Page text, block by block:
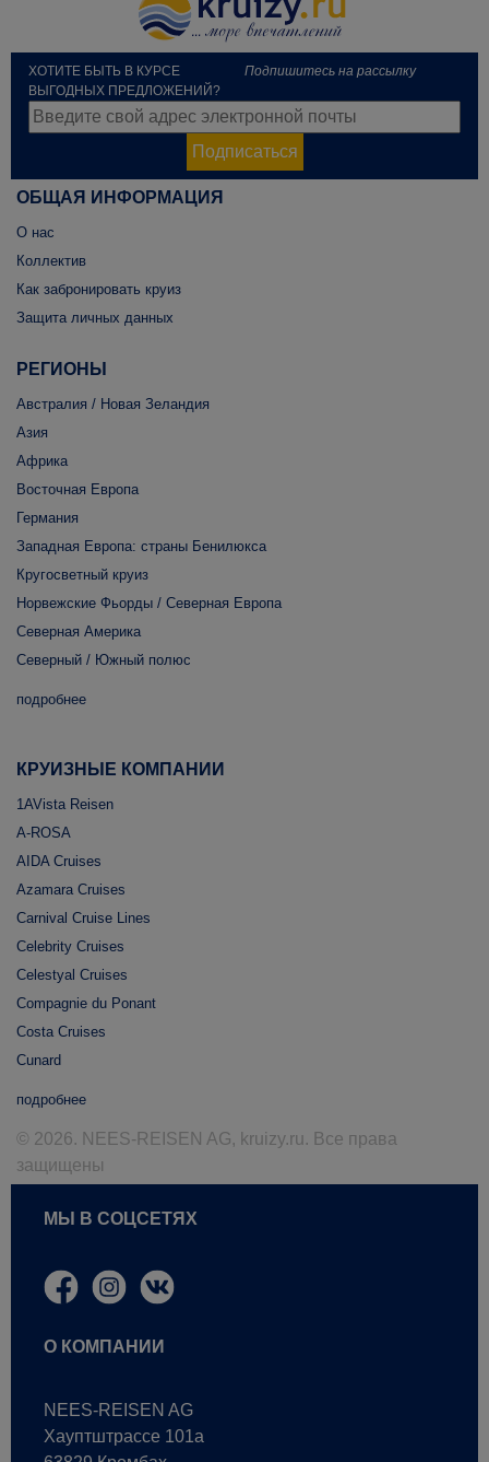
ХОТИТЕ БЫТЬ В КУРСЕ
ВЫГОДНЫХ ПРЕДЛОЖЕНИЙ?
Подпишитесь на рассылку
Подписаться
ОБЩАЯ ИНФОРМАЦИЯ
О нас
Коллектив
Как забронировать круиз
Защита личных данных
РЕГИОНЫ
Австралия / Новая Зеландия
Азия
Африка
Восточная Европа
Германия
Западная Европа: страны Бенилюкса
Кругосветный круиз
Норвежские Фьорды / Северная Европа
Северная Америка
Северный / Южный полюс
подробнее
КРУИЗНЫЕ КОМПАНИИ
1AVista Reisen
A-ROSA
AIDA Cruises
Azamara Cruises
Carnival Cruise Lines
Celebrity Cruises
Celestyal Cruises
Compagnie du Ponant
Costa Cruises
Cunard
подробнее
© 2026. NEES-REISEN AG, kruizy.ru. Все права
защищены
МЫ В СОЦСЕТЯХ
О КОМПАНИИ
NEES-REISEN AG
Хауптштрассе 101a